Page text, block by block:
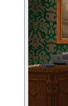
00:44:36
00:45:45
00:46:23